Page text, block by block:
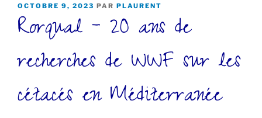
PUBLIÉ
LE
OCTOBRE 9, 2023 PAR PLAURENT
Rorqual – 20 ans de
recherches de WWF sur les
cétacés en Méditerranée